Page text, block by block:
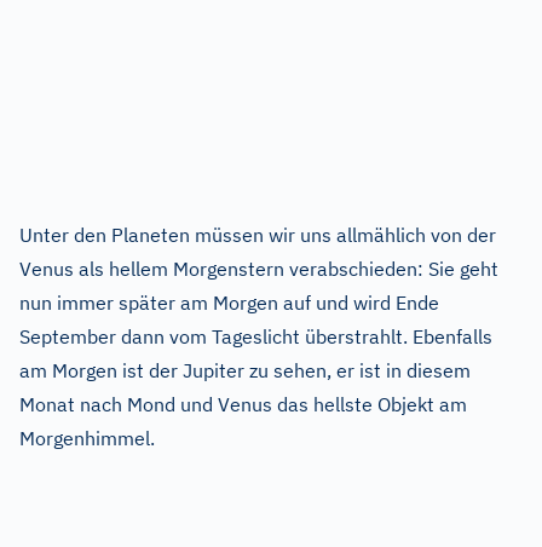
Unter den Planeten müssen wir uns allmählich von der
Venus als hellem Morgenstern verabschieden: Sie geht
nun immer später am Morgen auf und wird Ende
September dann vom Tageslicht überstrahlt. Ebenfalls
am Morgen ist der Jupiter zu sehen, er ist in diesem
Monat nach Mond und Venus das hellste Objekt am
Morgenhimmel.